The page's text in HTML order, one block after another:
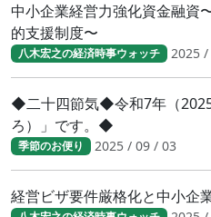
中小企業経営力強化資金融資
的支援制度〜
八木宏之の経済時事ウォッチ 2025
◆二十四節気◆令和7年（
ろ）」です。◆
季節のお便り 2025 / 09 / 03
経営ビザ要件厳格化と中小企